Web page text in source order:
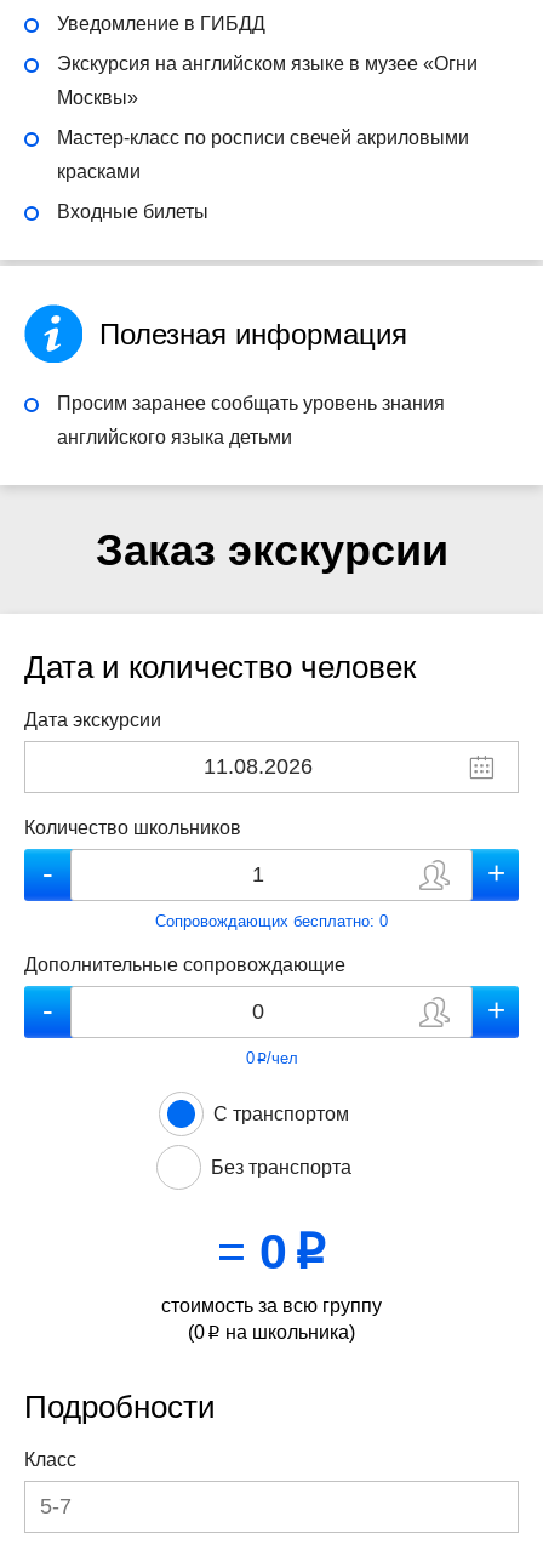
Уведомление в ГИБДД
Экскурсия на английском языке в музее «Огни
Москвы»
Мастер-класс по росписи свечей акриловыми
красками
Входные билеты
Полезная информация
Просим заранее сообщать уровень знания
английского языка детьми
Заказ экскурсии
Дата и количество человек
Дата экскурсии
Количество школьников
Сопровождающих бесплатно: 0
Дополнительные сопровождающие
0p/чел
С транспортом
Без транспорта
= 0 p
стоимость за всю группу
(0 p на школьника)
Подробности
Класс